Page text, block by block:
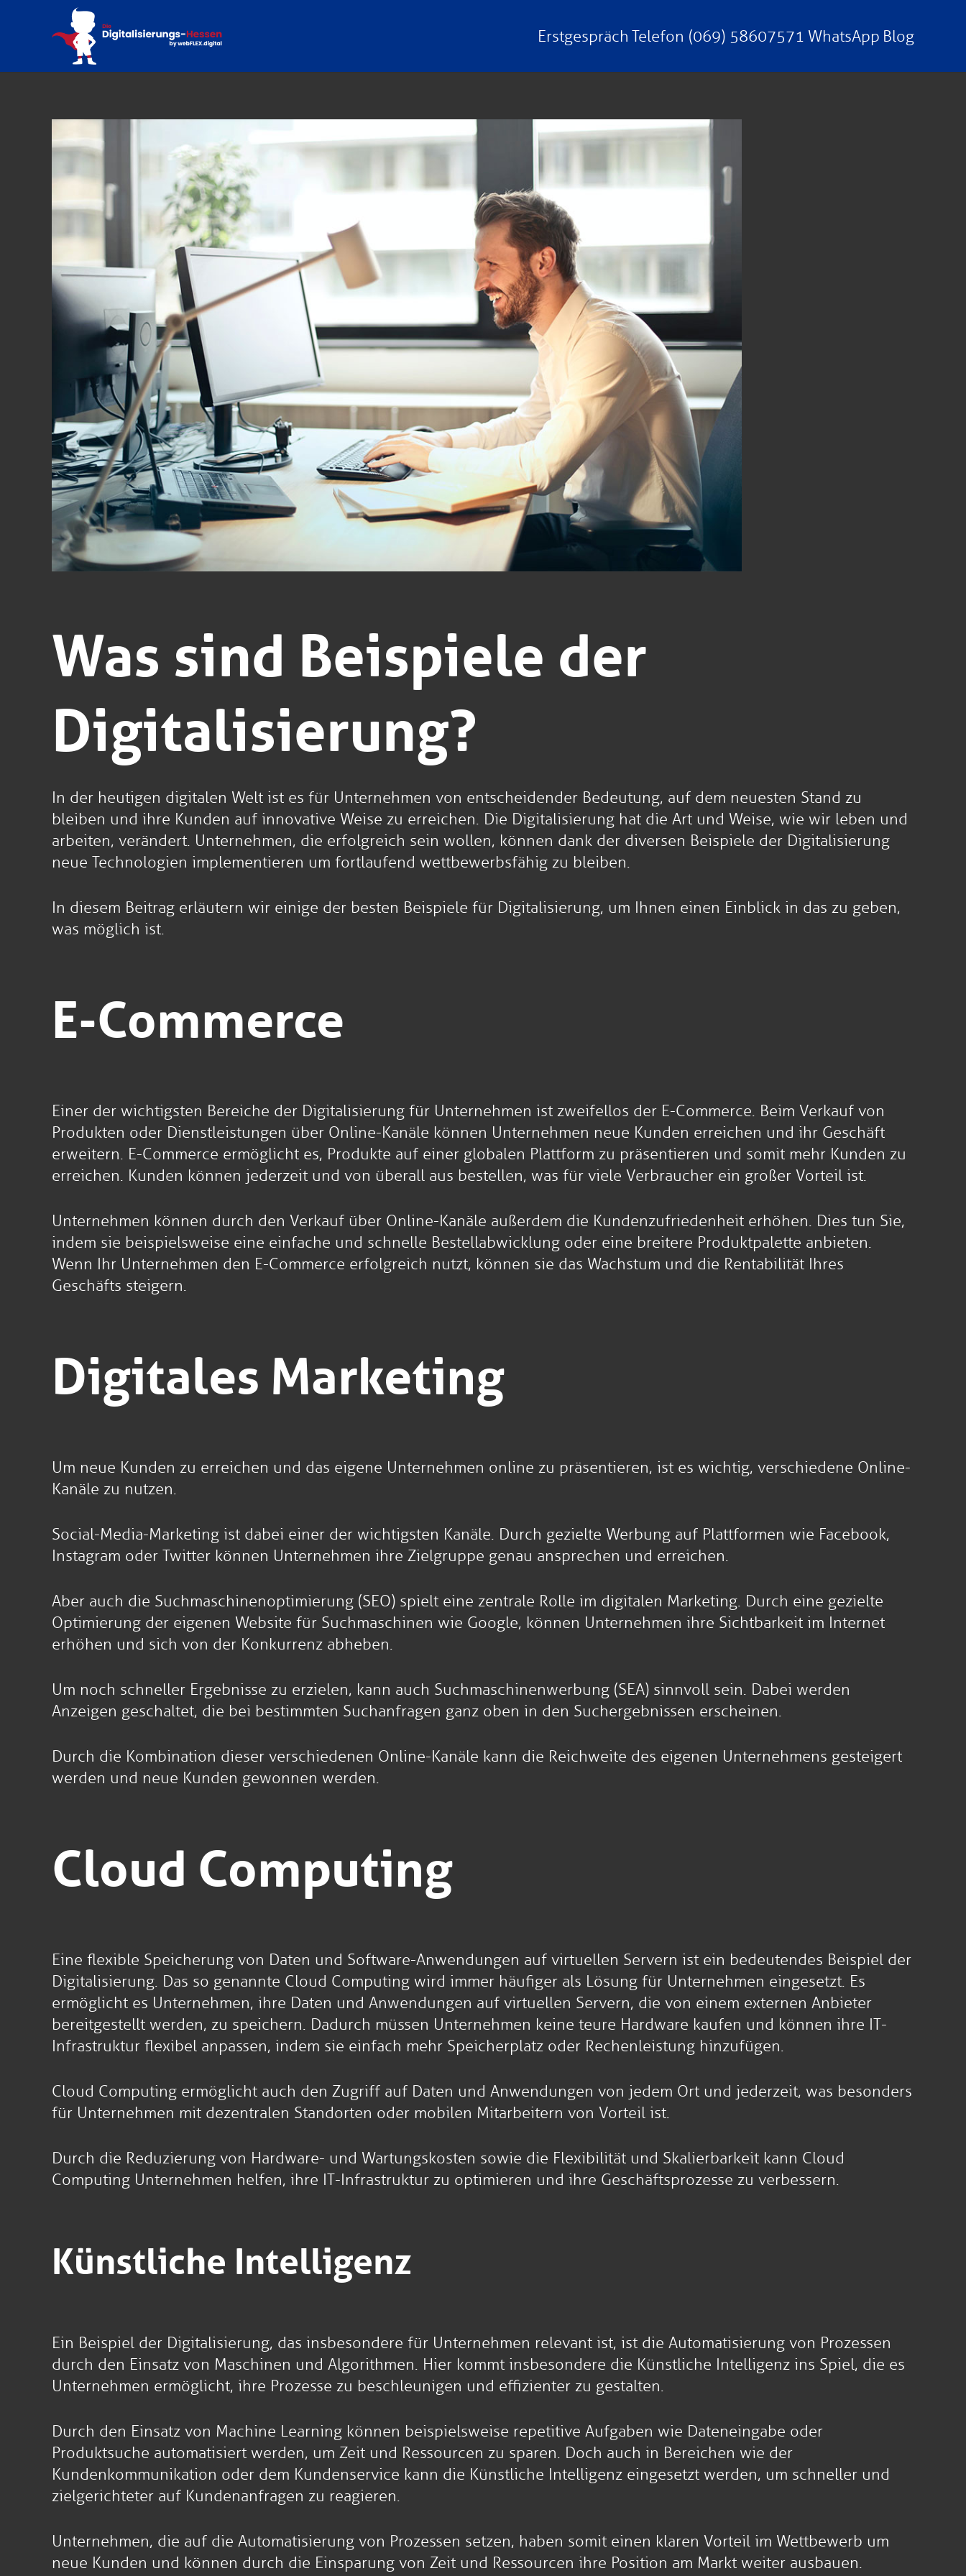
Erstgespräch Telefon (069) 58607571 WhatsApp Blog
Was sind Beispiele der
Digitalisierung?
In der heutigen digitalen Welt ist es für Unternehmen von entscheidender Bedeutung, auf dem neuesten Stand zu
bleiben und ihre Kunden auf innovative Weise zu erreichen. Die Digitalisierung hat die Art und Weise, wie wir leben und
arbeiten, verändert. Unternehmen, die erfolgreich sein wollen, können dank der diversen Beispiele der Digitalisierung
neue Technologien implementieren um fortlaufend wettbewerbsfähig zu bleiben.
In diesem Beitrag erläutern wir einige der besten Beispiele für Digitalisierung, um Ihnen einen Einblick in das zu geben,
was möglich ist.
E-Commerce
Einer der wichtigsten Bereiche der Digitalisierung für Unternehmen ist zweifellos der E-Commerce. Beim Verkauf von
Produkten oder Dienstleistungen über Online-Kanäle können Unternehmen neue Kunden erreichen und ihr Geschäft
erweitern. E-Commerce ermöglicht es, Produkte auf einer globalen Plattform zu präsentieren und somit mehr Kunden zu
erreichen. Kunden können jederzeit und von überall aus bestellen, was für viele Verbraucher ein großer Vorteil ist.
Unternehmen können durch den Verkauf über Online-Kanäle außerdem die Kundenzufriedenheit erhöhen. Dies tun Sie,
indem sie beispielsweise eine einfache und schnelle Bestellabwicklung oder eine breitere Produktpalette anbieten.
Wenn Ihr Unternehmen den E-Commerce erfolgreich nutzt, können sie das Wachstum und die Rentabilität Ihres
Geschäfts steigern.
Digitales Marketing
Um neue Kunden zu erreichen und das eigene Unternehmen online zu präsentieren, ist es wichtig, verschiedene Online-
Kanäle zu nutzen.
Social-Media-Marketing ist dabei einer der wichtigsten Kanäle. Durch gezielte Werbung auf Plattformen wie Facebook,
Instagram oder Twitter können Unternehmen ihre Zielgruppe genau ansprechen und erreichen.
Aber auch die Suchmaschinenoptimierung (SEO) spielt eine zentrale Rolle im digitalen Marketing. Durch eine gezielte
Optimierung der eigenen Website für Suchmaschinen wie Google, können Unternehmen ihre Sichtbarkeit im Internet
erhöhen und sich von der Konkurrenz abheben.
Um noch schneller Ergebnisse zu erzielen, kann auch Suchmaschinenwerbung (SEA) sinnvoll sein. Dabei werden
Anzeigen geschaltet, die bei bestimmten Suchanfragen ganz oben in den Suchergebnissen erscheinen.
Durch die Kombination dieser verschiedenen Online-Kanäle kann die Reichweite des eigenen Unternehmens gesteigert
werden und neue Kunden gewonnen werden.
Cloud Computing
Eine flexible Speicherung von Daten und Software-Anwendungen auf virtuellen Servern ist ein bedeutendes Beispiel der
Digitalisierung. Das so genannte Cloud Computing wird immer häufiger als Lösung für Unternehmen eingesetzt. Es
ermöglicht es Unternehmen, ihre Daten und Anwendungen auf virtuellen Servern, die von einem externen Anbieter
bereitgestellt werden, zu speichern. Dadurch müssen Unternehmen keine teure Hardware kaufen und können ihre IT-
Infrastruktur flexibel anpassen, indem sie einfach mehr Speicherplatz oder Rechenleistung hinzufügen.
Cloud Computing ermöglicht auch den Zugriff auf Daten und Anwendungen von jedem Ort und jederzeit, was besonders
für Unternehmen mit dezentralen Standorten oder mobilen Mitarbeitern von Vorteil ist.
Durch die Reduzierung von Hardware- und Wartungskosten sowie die Flexibilität und Skalierbarkeit kann Cloud
Computing Unternehmen helfen, ihre IT-Infrastruktur zu optimieren und ihre Geschäftsprozesse zu verbessern.
Künstliche Intelligenz
Ein Beispiel der Digitalisierung, das insbesondere für Unternehmen relevant ist, ist die Automatisierung von Prozessen
durch den Einsatz von Maschinen und Algorithmen. Hier kommt insbesondere die Künstliche Intelligenz ins Spiel, die es
Unternehmen ermöglicht, ihre Prozesse zu beschleunigen und effizienter zu gestalten.
Durch den Einsatz von Machine Learning können beispielsweise repetitive Aufgaben wie Dateneingabe oder
Produktsuche automatisiert werden, um Zeit und Ressourcen zu sparen. Doch auch in Bereichen wie der
Kundenkommunikation oder dem Kundenservice kann die Künstliche Intelligenz eingesetzt werden, um schneller und
zielgerichteter auf Kundenanfragen zu reagieren.
Unternehmen, die auf die Automatisierung von Prozessen setzen, haben somit einen klaren Vorteil im Wettbewerb um
neue Kunden und können durch die Einsparung von Zeit und Ressourcen ihre Position am Markt weiter ausbauen.